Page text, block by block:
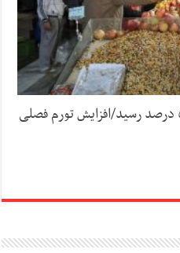
تورم نقطه‌به‌نقطه خدمات به ۵۸ درصد رسید/افزایش تورم فصلی